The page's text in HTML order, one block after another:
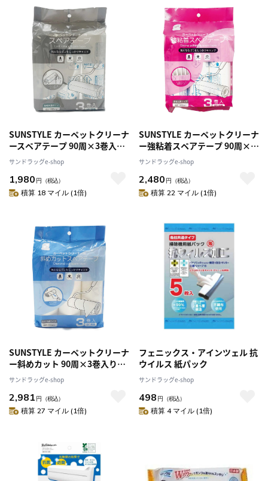
SUNSTYLE カーペットクリーナ
ースペアテープ 90周×3巻入り
【10個セット】
サンドラッグe-shop
1,980 円 （税込）
積算 18 マイル (1倍)
SUNSTYLE カーペットクリーナ
ー強粘着スペアテープ 90周×3
巻入り【10個セット】
サンドラッグe-shop
2,480 円 （税込）
積算 22 マイル (1倍)
SUNSTYLE カーペットクリーナ
ー斜めカット 90周×3巻入り
【10個セット】
サンドラッグe-shop
2,981 円 （税込）
積算 27 マイル (1倍)
フェニックス・アインツェル 抗
ウイルス 紙パック
サンドラッグe-shop
498 円 （税込）
積算 4 マイル (1倍)